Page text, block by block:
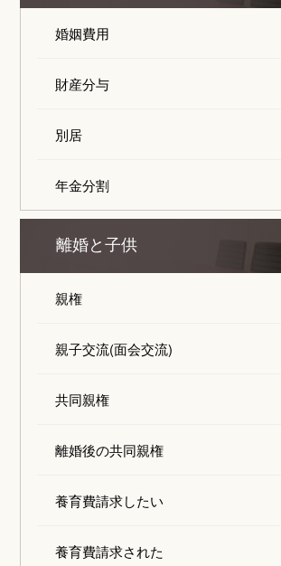
婚姻費用
財産分与
別居
年金分割
離婚と子供
親権
親子交流(面会交流)
共同親権
離婚後の共同親権
養育費請求したい
養育費請求された